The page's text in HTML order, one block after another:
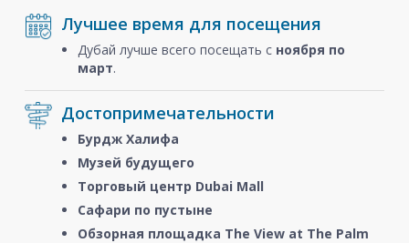
Лучшее время для посещения
Дубай лучше всего посещать с ноября по
март.
Достопримечательности
Бурдж Халифа
Музей будущего
Торговый центр Dubai Mall
Сафари по пустыне
Обзорная площадка The View at The Palm